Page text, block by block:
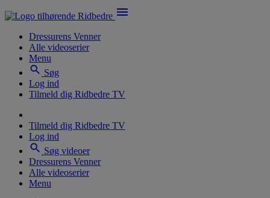
menu
Dressurens Venner
Alle videoserier
Menu
search Søg
Log ind
Tilmeld dig Ridbedre TV
Tilmeld dig Ridbedre TV
Log ind
search Søg videoer
Dressurens Venner
Alle videoserier
Menu